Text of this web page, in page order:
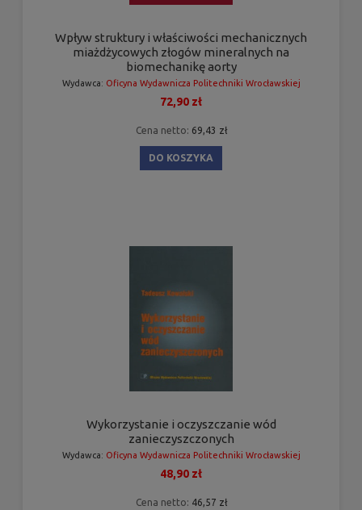
Wpływ struktury i właściwości mechanicznych
miażdżycowych złogów mineralnych na
biomechanikę aorty
Wydawca: Oficyna Wydawnicza Politechniki Wrocławskiej
72,90 zł
Cena netto: 69,43 zł
DO KOSZYKA
Wykorzystanie i oczyszczanie wód
zanieczyszczonych
Wydawca: Oficyna Wydawnicza Politechniki Wrocławskiej
48,90 zł
Cena netto: 46,57 zł